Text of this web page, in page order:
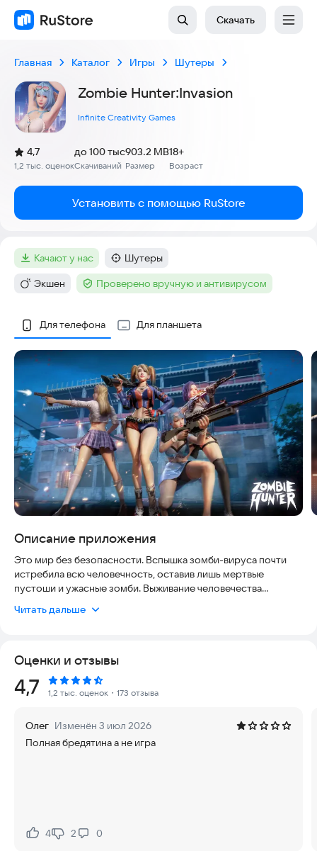
Скачать
Главная Каталог Игры Шутеры
Zombie Hunter:Invasion
Infinite Creativity Games
Рейтинг:
4,7
(
1,2 тыс. оценок
)
Скачиваний
до 100 тыс
Размер
903.2 MB
Возраст
18+
Установить с помощью RuStore
Метка:
качают у нас Категория:
Шутеры
Категория
Экшен Тег :Проверено вручную и антивирусом
Скриншоты
Для телефона Для планшета
Описание приложения
Это мир без безопасности. Вспышка зомби-вируса почти
истребила всю человечность, оставив лишь мертвые
пустоши и ужасные зомби. Выживание человечества
людей! Ты будешь сражаться за защиту последних выживших
Свободное исследование карты
Исследуй различные местоположения и окружение,
раскрывай скрытые секреты и сокровища.
Собирай мощное оружие и снаряжение, улучшай их для
повышения боевой эффективности.
Разнообразные зомби-монстры:
Читать дальше
Оценки и отзывы
Рейтинг:
4,7 1,2 тыс. оценок ・173 отзыва
Олег Изменён 3 июл 2026
Полная бредятина а не игра
Нравится:
4Не нравится:
2 0